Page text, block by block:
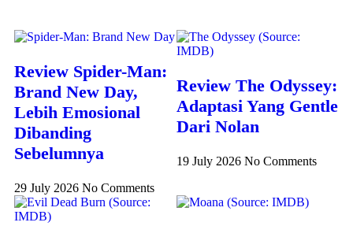
Review Spider-Man:
Brand New Day,
Lebih Emosional
Dibanding
Sebelumnya
29 July 2026 No Comments
Review The Odyssey:
Adaptasi Yang Gentle
Dari Nolan
19 July 2026 No Comments